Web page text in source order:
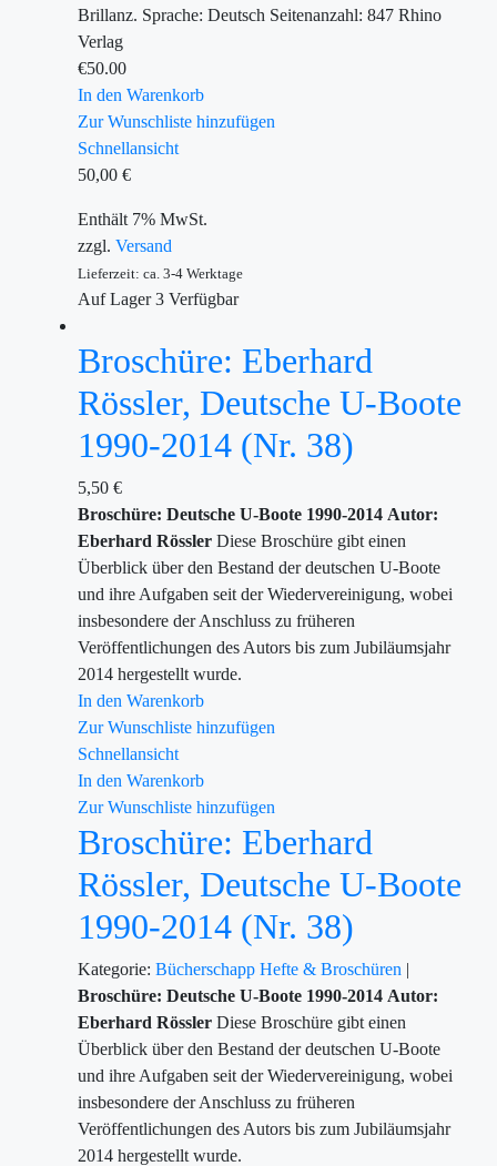
Brillanz. Sprache: Deutsch Seitenanzahl: 847 Rhino
Verlag
€50.00
In den Warenkorb
Zur Wunschliste hinzufügen
Schnellansicht
50,00 €
Enthält 7% MwSt.
zzgl. Versand
Lieferzeit: ca. 3-4 Werktage
Auf Lager3 Verfügbar
Broschüre: Eberhard
Rössler, Deutsche U-Boote
1990-2014 (Nr. 38)
5,50 €
Broschüre: Deutsche U-Boote 1990-2014 Autor:
Eberhard Rössler Diese Broschüre gibt einen
Überblick über den Bestand der deutschen U-Boote
und ihre Aufgaben seit der Wiedervereinigung, wobei
insbesondere der Anschluss zu früheren
Veröffentlichungen des Autors bis zum Jubiläumsjahr
2014 hergestellt wurde.
In den Warenkorb
Zur Wunschliste hinzufügen
Schnellansicht
In den Warenkorb
Zur Wunschliste hinzufügen
Broschüre: Eberhard
Rössler, Deutsche U-Boote
1990-2014 (Nr. 38)
Kategorie: Bücherschapp Hefte & Broschüren |
Broschüre: Deutsche U-Boote 1990-2014 Autor:
Eberhard Rössler Diese Broschüre gibt einen
Überblick über den Bestand der deutschen U-Boote
und ihre Aufgaben seit der Wiedervereinigung, wobei
insbesondere der Anschluss zu früheren
Veröffentlichungen des Autors bis zum Jubiläumsjahr
2014 hergestellt wurde.